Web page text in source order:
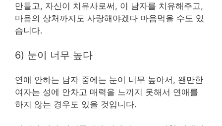
만들고, 자신이 치유사로써, 이 남자를 치유해주고,
마음의 상처까지도 사랑해야겠다 마음먹을 수도 있
습니다.
6) 눈이 너무 높다
연애 안하는 남자 중에는 눈이 너무 높아서, 왠만한
여자는 성에 안차고 매력을 느끼지 못해서 연애를
하지 않는 경우도 있을 것입니다.